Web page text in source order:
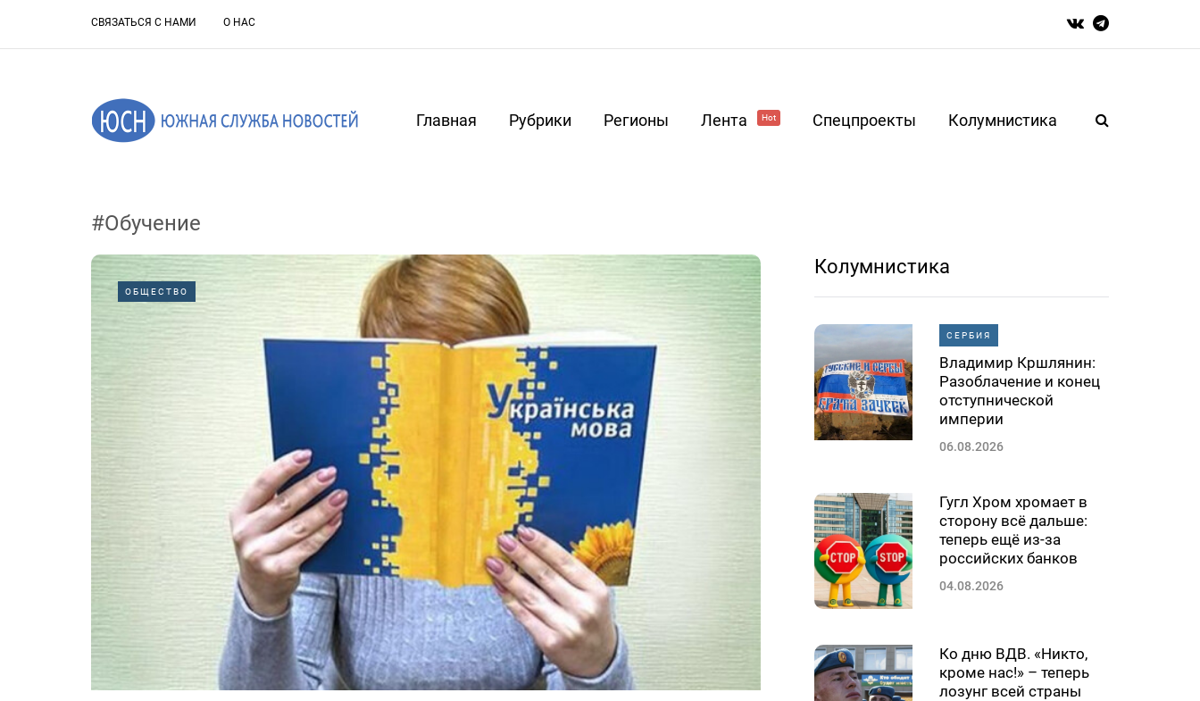
СВЯЗАТЬСЯ С НАМИ О НАС
Главная Рубрики Регионы Лента Hot Спецпроекты Колумнистика
#Обучение
ОБЩЕСТВО
Колумнистика
СЕРБИЯ
Владимир Кршлянин:
Разоблачение и конец
отступнической
империи
06.08.2026
Гугл Хром хромает в
сторону всё дальше:
теперь ещё из-за
российских банков
04.08.2026
Ко дню ВДВ. «Никто,
кроме нас!» – теперь
лозунг всей страны